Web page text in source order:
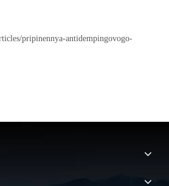
pripinennya-antidempingovogo-